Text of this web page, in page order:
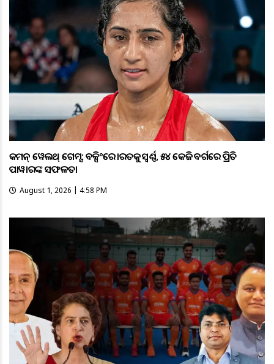
କମନ୍ ୱେଲଥ୍ ଗେମ୍ସ: ବକ୍ସିଂରେ ଭାରତକୁ ସ୍ବର୍ଣ୍ଣ, ୫୪ କେଜି ବର୍ଗରେ ପ୍ରିତି
ପାୱାରଙ୍କ ସଫଳତା
August 1, 2026 | 4:58 PM